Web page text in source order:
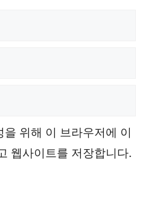
을 위해 이 브라우저에 이
웹사이트를 저장합니다.